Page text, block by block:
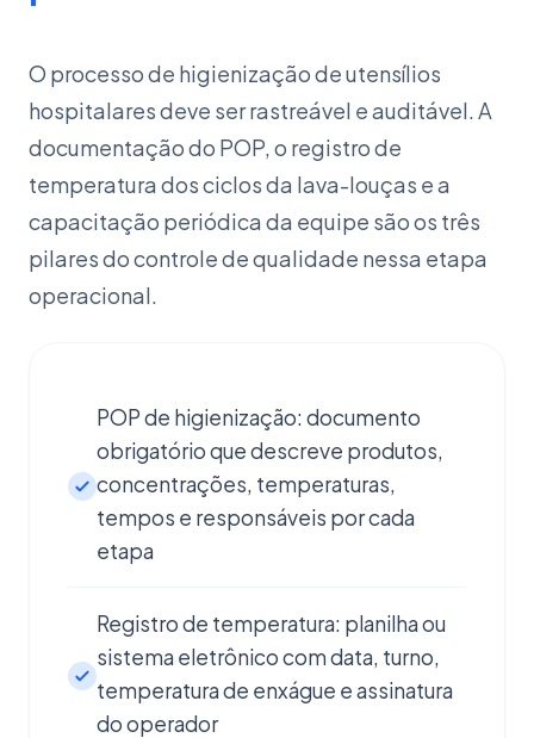
O processo de higienização de utensílios
hospitalares deve ser rastreável e auditável. A
documentação do POP, o registro de
temperatura dos ciclos da lava-louças e a
capacitação periódica da equipe são os três
pilares do controle de qualidade nessa etapa
operacional.
POP de higienização: documento
obrigatório que descreve produtos,
concentrações, temperaturas,
tempos e responsáveis por cada
etapa
Registro de temperatura: planilha ou
sistema eletrônico com data, turno,
temperatura de enxágue e assinatura
do operador